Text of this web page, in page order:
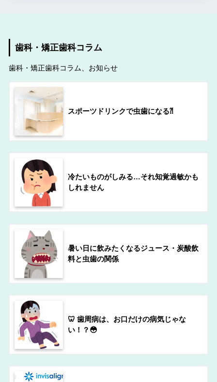
歯科・矯正歯科コラム
歯科・矯正歯科コラム、お知らせ
スポーツドリンクで虫歯になる⁈
冷たいものがしみる…それ知覚過敏かも
しれません
暑い日に飲みたくなるジュース・炭酸飲
料と虫歯の関係
🦷 歯周病は、お口だけの病気じゃな
い！？😳